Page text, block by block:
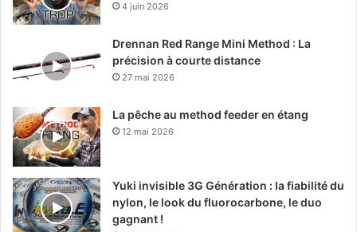
4 juin 2026
Drennan Red Range Mini Method : La
précision à courte distance
27 mai 2026
La pêche au method feeder en étang
12 mai 2026
Yuki invisible 3G Génération : la fiabilité du
nylon, le look du fluorocarbone, le duo
gagnant !